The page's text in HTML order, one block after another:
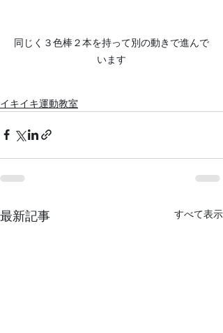
同じく３色棒２本を持って別の動きで進んで
います
イキイキ運動教室
最新記事 すべて表示